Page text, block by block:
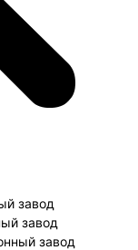
завод
завод
завод